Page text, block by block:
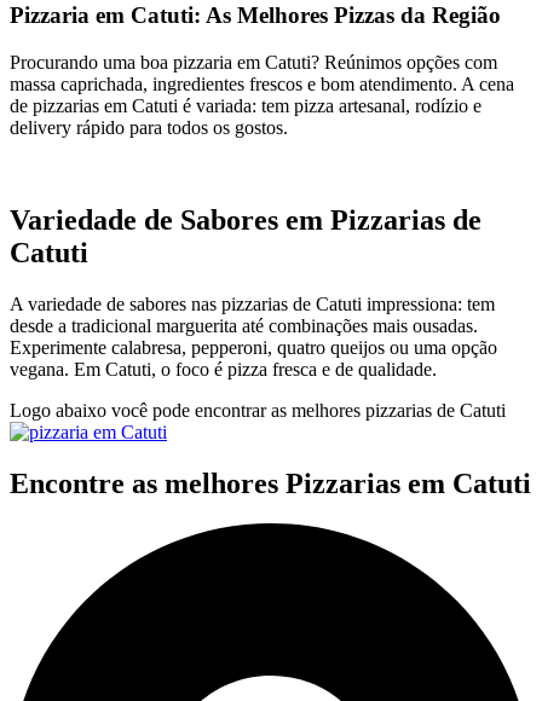
Pizzaria em Catuti: As Melhores Pizzas da Região
Procurando uma boa pizzaria em Catuti? Reúnimos opções com
massa caprichada, ingredientes frescos e bom atendimento. A cena
de pizzarias em Catuti é variada: tem pizza artesanal, rodízio e
delivery rápido para todos os gostos.
Variedade de Sabores em Pizzarias de
Catuti
A variedade de sabores nas pizzarias de Catuti impressiona: tem
desde a tradicional marguerita até combinações mais ousadas.
Experimente calabresa, pepperoni, quatro queijos ou uma opção
vegana. Em Catuti, o foco é pizza fresca e de qualidade.
Logo abaixo você pode encontrar as melhores pizzarias de Catuti
Encontre as melhores Pizzarias em Catuti